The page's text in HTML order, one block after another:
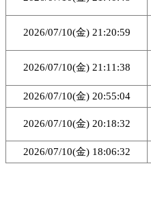
2026/07/10(金) 21:20:59
2026/07/10(金) 21:11:38
2026/07/10(金) 20:55:04
2026/07/10(金) 20:18:32
2026/07/10(金) 18:06:32